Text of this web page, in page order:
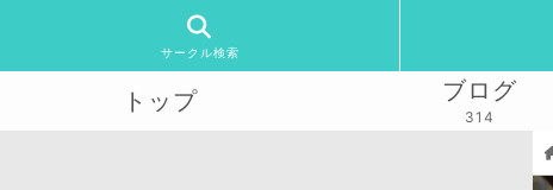
サークル検索
トップ ブログ
314